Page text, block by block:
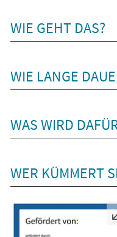
WIE GEHT DAS?
WIE LANGE
WAS WIRD
WER KÜMMERT